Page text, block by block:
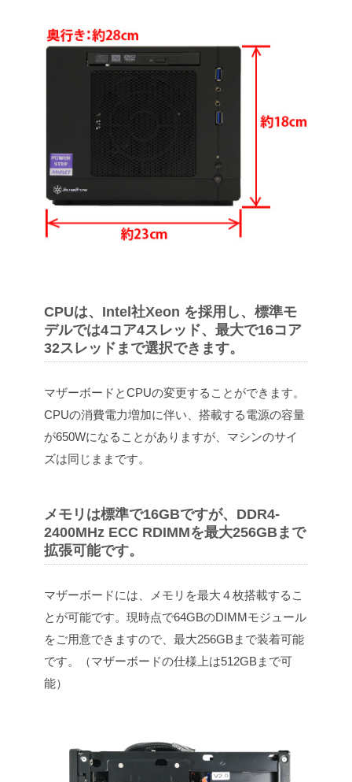
CPUは、Intel社Xeon を採用し、標準モ
デルでは4コア4スレッド、最大で16コア
32スレッドまで選択できます。
マザーボードとCPUの変更することができます。
CPUの消費電力増加に伴い、搭載する電源の容量
が650Wになることがありますが、マシンのサイ
ズは同じままです。
メモリは標準で16GBですが、DDR4-
2400MHz ECC RDIMMを最大256GBまで
拡張可能です。
マザーボードには、メモリを最大４枚搭載するこ
とが可能です。現時点で64GBのDIMMモジュール
をご用意できますので、最大256GBまで装着可能
です。（マザーボードの仕様上は512GBまで可
能）